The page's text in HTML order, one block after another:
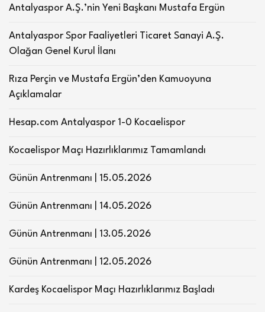
Antalyaspor A.Ş.’nin Yeni Başkanı Mustafa Ergün
Antalyaspor Spor Faaliyetleri Ticaret Sanayi A.Ş.
Olağan Genel Kurul İlanı
Rıza Perçin ve Mustafa Ergün’den Kamuoyuna
Açıklamalar
Hesap.com Antalyaspor 1-0 Kocaelispor
Kocaelispor Maçı Hazırlıklarımız Tamamlandı
Günün Antrenmanı | 15.05.2026
Günün Antrenmanı | 14.05.2026
Günün Antrenmanı | 13.05.2026
Günün Antrenmanı | 12.05.2026
Kardeş Kocaelispor Maçı Hazırlıklarımız Başladı